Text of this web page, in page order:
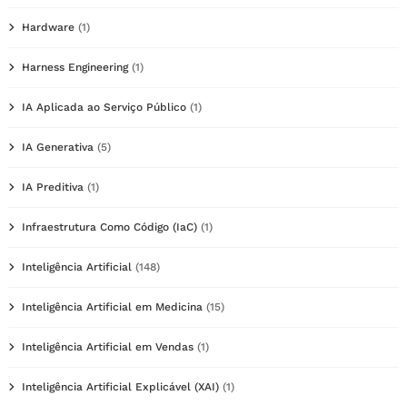
Hardware (1)
Harness Engineering(1)
IA Aplicada ao Serviço Público (1)
IA Generativa (5)
IA Preditiva (1)
Infraestrutura Como Código (IaC) (1)
Inteligência Artificial (148)
Inteligência Artificial em Medicina (15)
Inteligência Artificial em Vendas (1)
Inteligência Artificial Explicável (XAI) (1)